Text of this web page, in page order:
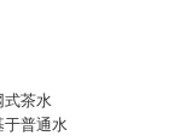
式茶水
于普通水